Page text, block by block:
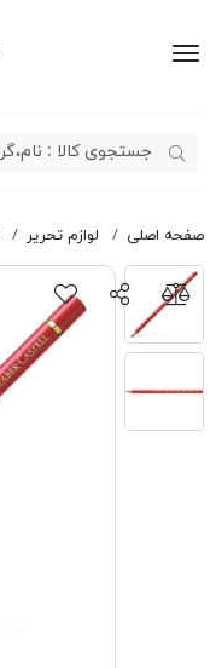
صفحه اصلی لوازم تحریر